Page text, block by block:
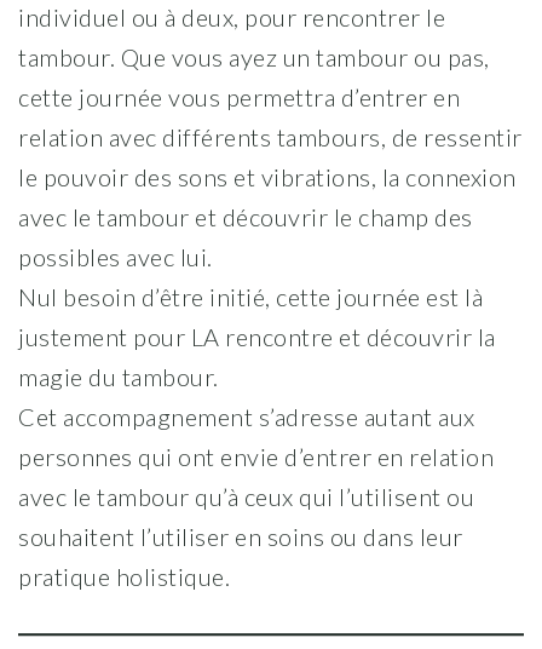
individuel ou à deux, pour rencontrer le
tambour. Que vous ayez un tambour ou pas,
cette journée vous permettra d’entrer en
relation avec différents tambours, de ressentir
le pouvoir des sons et vibrations, la connexion
avec le tambour et découvrir le champ des
possibles avec lui.
Nul besoin d’être initié, cette journée est là
justement pour LA rencontre et découvrir la
magie du tambour.
Cet accompagnement s’adresse autant aux
personnes qui ont envie d’entrer en relation
avec le tambour qu’à ceux qui l’utilisent ou
souhaitent l’utiliser en soins ou dans leur
pratique holistique.